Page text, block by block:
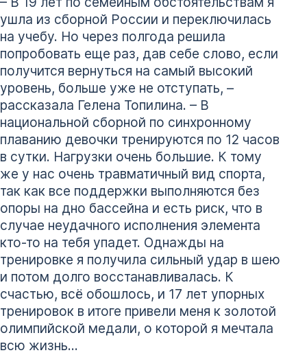
ушла из сборной России и переключилась
на учебу. Но через полгода решила
попробовать еще раз, дав себе слово, если
получится вернуться на самый высокий
уровень, больше уже не отступать, –
рассказала Гелена Топилина. – В
национальной сборной по синхронному
плаванию девочки тренируются по 12 часов
в сутки. Нагрузки очень большие. К тому
же у нас очень травматичный вид спорта,
так как все поддержки выполняются без
опоры на дно бассейна и есть риск, что в
случае неудачного исполнения элемента
кто-то на тебя упадет. Однажды на
тренировке я получила сильный удар в шею
и потом долго восстанавливалась. К
счастью, всё обошлось, и 17 лет упорных
тренировок в итоге привели меня к золотой
олимпийской медали, о которой я мечтала
всю жизнь…